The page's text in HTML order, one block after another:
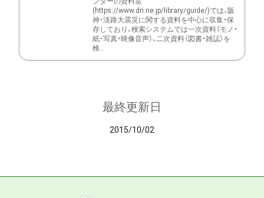
(https://www.dri.ne.jp/library/guide/)では、阪
神・淡路大震災に関する資料を中心に収集・保
存しており、検索システムでは一次資料（モノ・
紙・写真・映像音声）、二次資料（図書・雑誌）を
検...
最終更新日
2015/10/02